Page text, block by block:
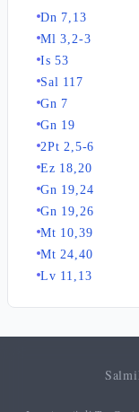
Dn 7,13
Ml 3,2-3
Is 53
Sal 117
Gn 7
Gn 19
2Pt 2,5-6
Ez 18,20
Gn 19,24
Gn 19,26
Mt 10,39
Mt 24,40
Lv 11,13
Salmi